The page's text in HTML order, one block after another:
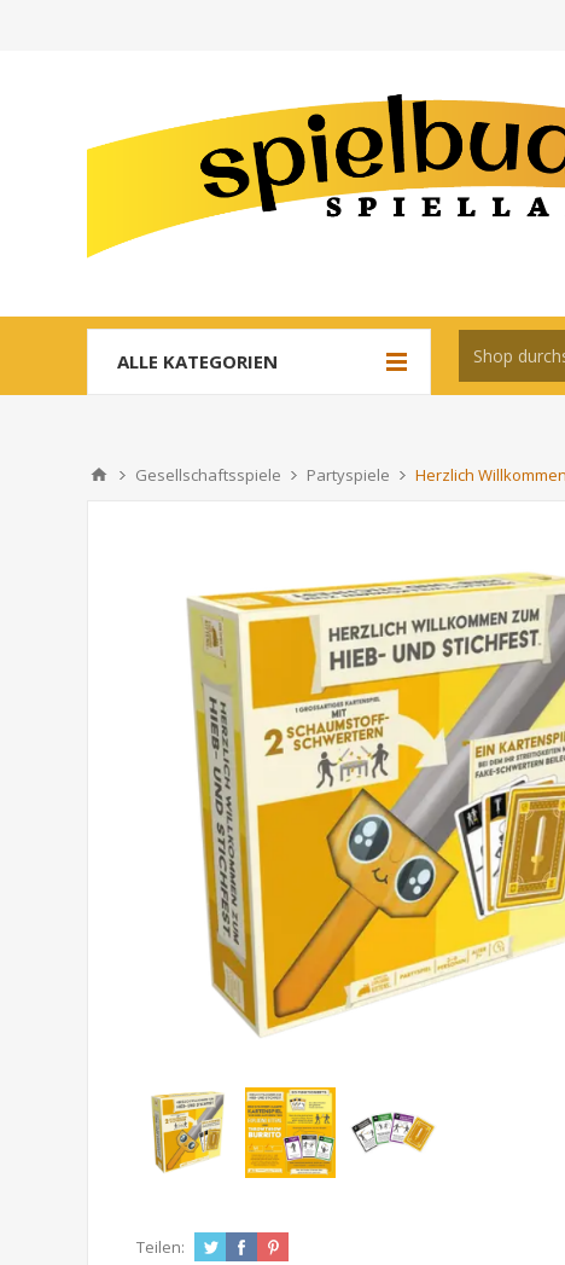
ALLE KATEGORIEN
Gesellschaftsspiele Partyspiele Herzlich
Teilen: